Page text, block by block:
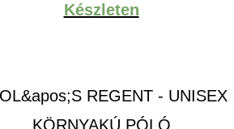
Készleten